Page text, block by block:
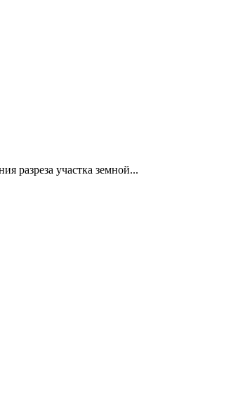
разреза участка земной...